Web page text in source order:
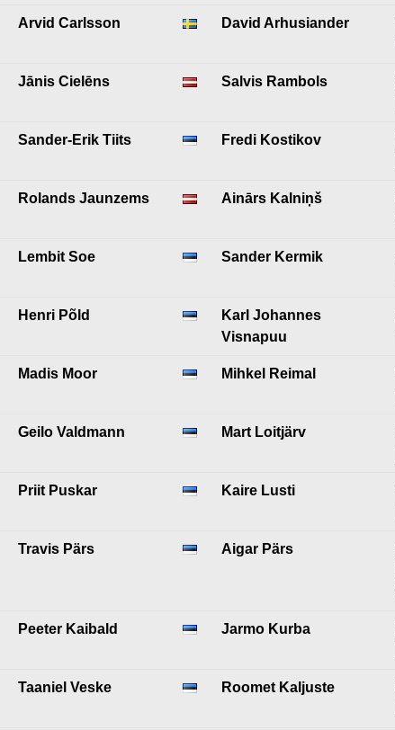
Arvid Carlsson David Arhusiander
Jānis Cielēns Salvis Rambols
Sander-Erik Tiits Fredi Kostikov
Rolands Jaunzems Ainārs Kalniņš
Lembit Soe Sander Kermik
Henri Põld
Karl Johannes
Visnapuu
Madis Moor Mihkel Reimal
Geilo Valdmann Mart Loitjärv
Priit Puskar Kaire Lusti
Travis Pärs Aigar Pärs
Peeter Kaibald Jarmo Kurba
Taaniel Veske Roomet Kaljuste